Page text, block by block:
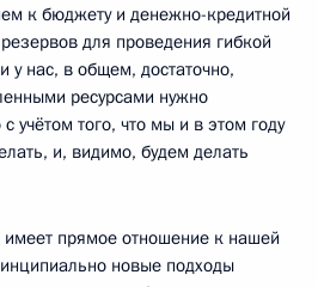
к бюджету и денежно-кредитной
для проведения гибкой
у нас, в общем, достаточно,
ресурсами нужно
учётом того, что мы и в этом году
и, видимо, будем делать
прямое отношение к нашей
новые подходы